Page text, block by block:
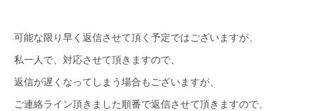
可能な限り早く返信させて頂く予定ではございますが、
私一人で、対応させて頂きますので、
返信が遅くなってしまう場合もございますが、
ご連絡ライン頂きました順番で返信させて頂きますので、